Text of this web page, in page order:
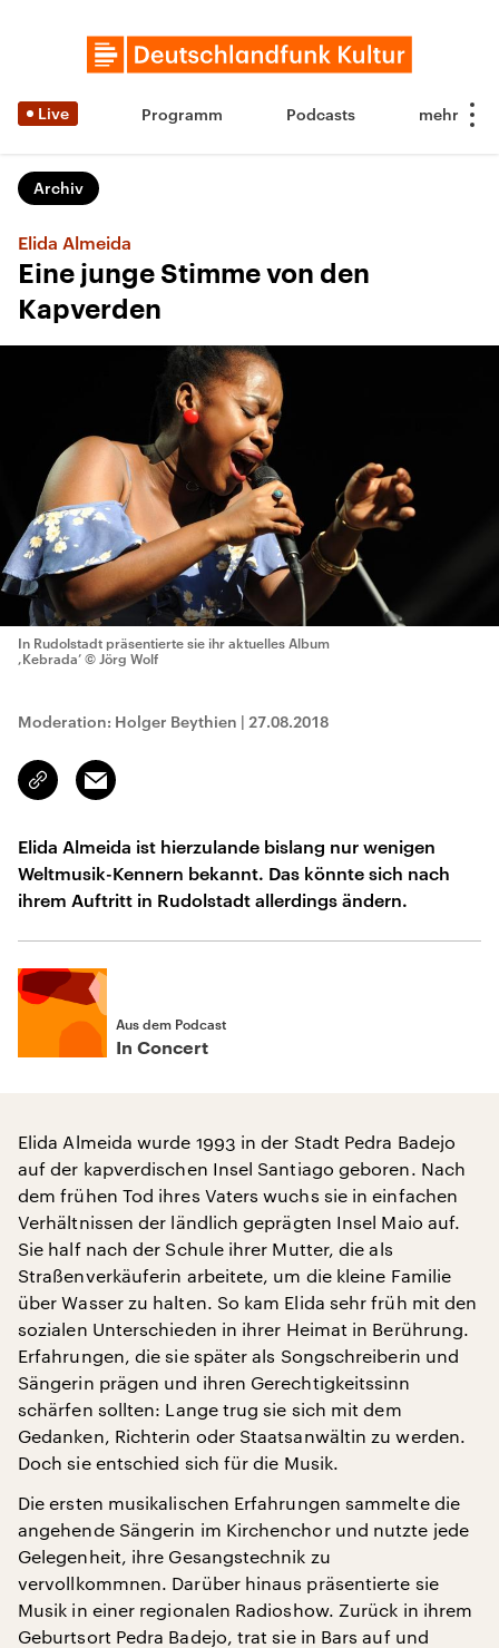
Live Programm Podcasts
Archiv
Elida Almeida
Eine junge Stimme von den
Kapverden
In Rudolstadt präsentierte sie ihr aktuelles Album
,Kebrada’ © Jörg Wolf
Moderation: Holger Beythien | 27.08.2018
Link
kopieren/teilen
Email
Elida Almeida ist hierzulande bislang nur wenigen
Weltmusik-Kennern bekannt. Das könnte sich nach
ihrem Auftritt in Rudolstadt allerdings ändern.
Aus dem Podcast
In Concert
Elida Almeida wurde 1993 in der Stadt Pedra Badejo
auf der kapverdischen Insel Santiago geboren. Nach
dem frühen Tod ihres Vaters wuchs sie in einfachen
Verhältnissen der ländlich geprägten Insel Maio auf.
Sie half nach der Schule ihrer Mutter, die als
Straßenverkäuferin arbeitete, um die kleine Familie
über Wasser zu halten. So kam Elida sehr früh mit den
sozialen Unterschieden in ihrer Heimat in Berührung.
Erfahrungen, die sie später als Songschreiberin und
Sängerin prägen und ihren Gerechtigkeitssinn
schärfen sollten: Lange trug sie sich mit dem
Gedanken, Richterin oder Staatsanwältin zu werden.
Doch sie entschied sich für die Musik.
Die ersten musikalischen Erfahrungen sammelte die
angehende Sängerin im Kirchenchor und nutzte jede
Gelegenheit, ihre Gesangstechnik zu
vervollkommnen. Darüber hinaus präsentierte sie
Musik in einer regionalen Radioshow. Zurück in ihrem
Geburtsort Pedra Badejo, trat sie in Bars auf und